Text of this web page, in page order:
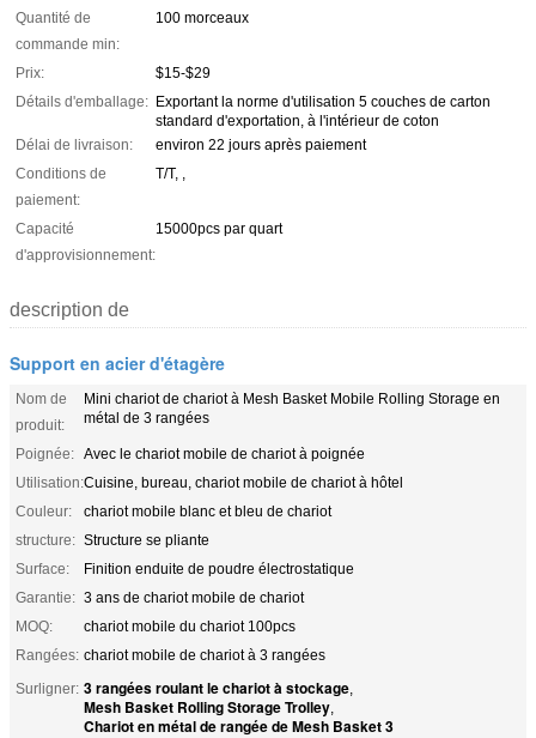
Quantité de
commande min:
100 morceaux
Prix:
$15-$29
Détails d'emballage: Exportant la norme d'utilisation 5 couches de carton
standard d'exportation, à l'intérieur de coton
Délai de livraison:
environ 22 jours après paiement
Conditions de
paiement:
T/T, ,
Capacité
d'approvisionnement:
15000pcs par quart
description de
Support en acier d'étagère
Nom de
produit:
Mini chariot de chariot à Mesh Basket Mobile Rolling Storage en
métal de 3 rangées
Poignée: Avec le chariot mobile de chariot à poignée
Utilisation:Cuisine, bureau, chariot mobile de chariot à hôtel
Couleur:
chariot mobile blanc et bleu de chariot
structure: Structure se pliante
Surface:
Finition enduite de poudre électrostatique
Garantie: 3 ans de chariot mobile de chariot
MOQ:
chariot mobile du chariot 100pcs
Rangées: chariot mobile de chariot à 3 rangées
Surligner: 3 rangées roulant le chariot à stockage,
Mesh Basket Rolling Storage Trolley,
Chariot en métal de rangée de Mesh Basket 3